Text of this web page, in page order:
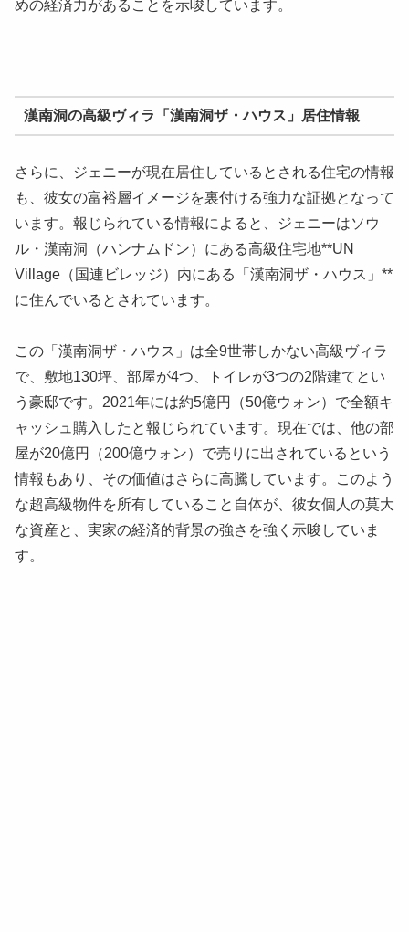
めの経済力があることを示唆しています。
漢南洞の高級ヴィラ「漢南洞ザ・ハウス」居住情報
さらに、ジェニーが現在居住しているとされる住宅の情報
も、彼女の富裕層イメージを裏付ける強力な証拠となって
います。報じられている情報によると、ジェニーはソウ
ル・漢南洞（ハンナムドン）にある高級住宅地**UN
Village（国連ビレッジ）内にある「漢南洞ザ・ハウス」**
に住んでいるとされています。
この「漢南洞ザ・ハウス」は全9世帯しかない高級ヴィラ
で、敷地130坪、部屋が4つ、トイレが3つの2階建てとい
う豪邸です。2021年には約5億円（50億ウォン）で全額キ
ャッシュ購入したと報じられています。現在では、他の部
屋が20億円（200億ウォン）で売りに出されているという
情報もあり、その価値はさらに高騰しています。このよう
な超高級物件を所有していること自体が、彼女個人の莫大
な資産と、実家の経済的背景の強さを強く示唆していま
す。